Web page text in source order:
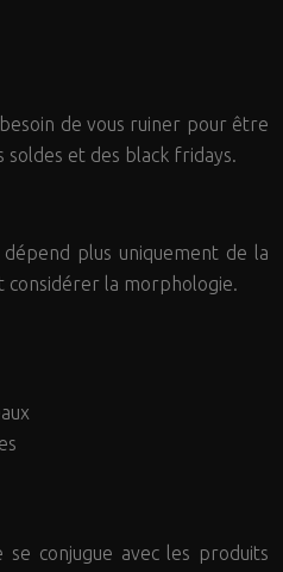
de vous ruiner pour être
soldes et des black fridays.
plus uniquement de la
considérer la morphologie.
se conjugue avec les produits